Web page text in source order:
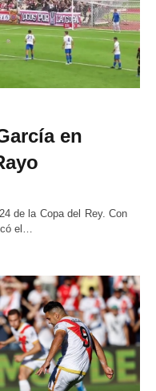
en
de la Copa del Rey. Con
el…